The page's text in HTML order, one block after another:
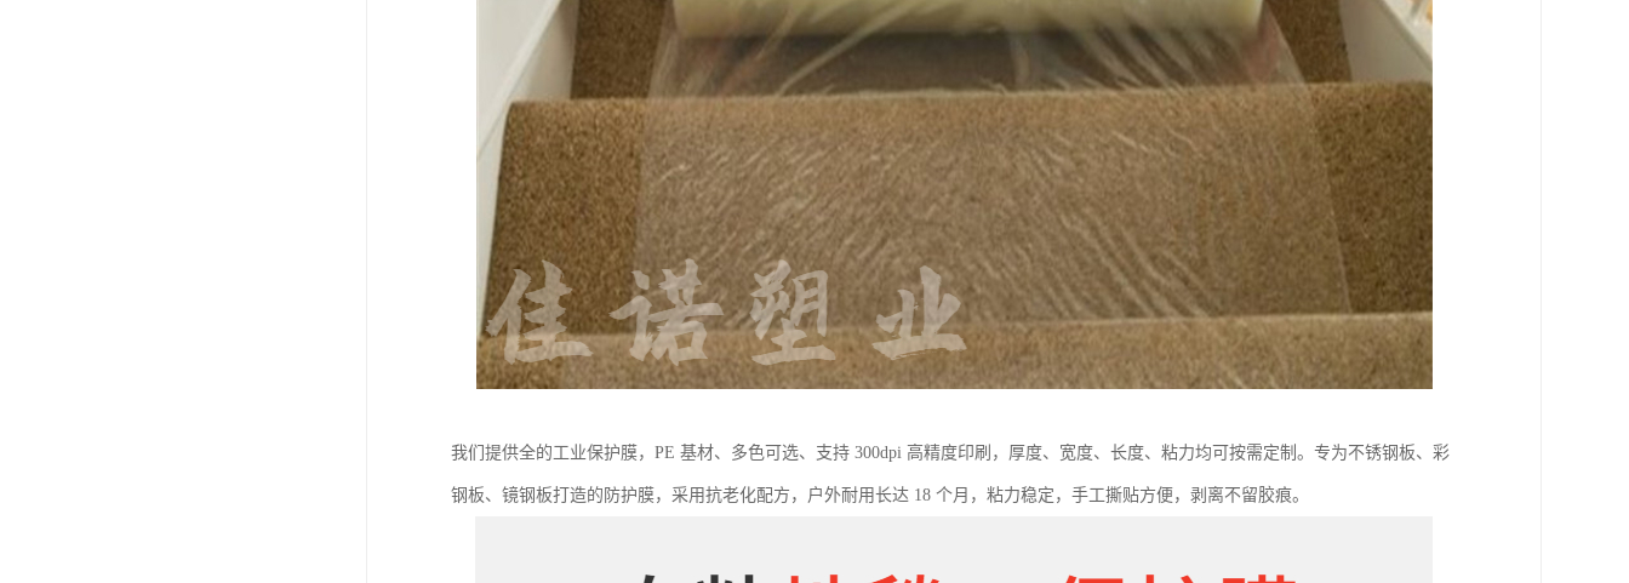
我们提供全的工业保护膜，PE 基材、多色可选、支持 300dpi 高精度印刷，厚度、宽度、长度、粘力均可按需定制。专为不锈钢板、彩
钢板、镜钢板打造的防护膜，采用抗老化配方，户外耐用长达 18 个月，粘力稳定，手工撕贴方便，剥离不留胶痕。